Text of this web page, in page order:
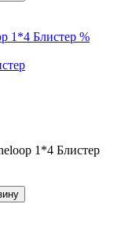
%
1*4 Блистер